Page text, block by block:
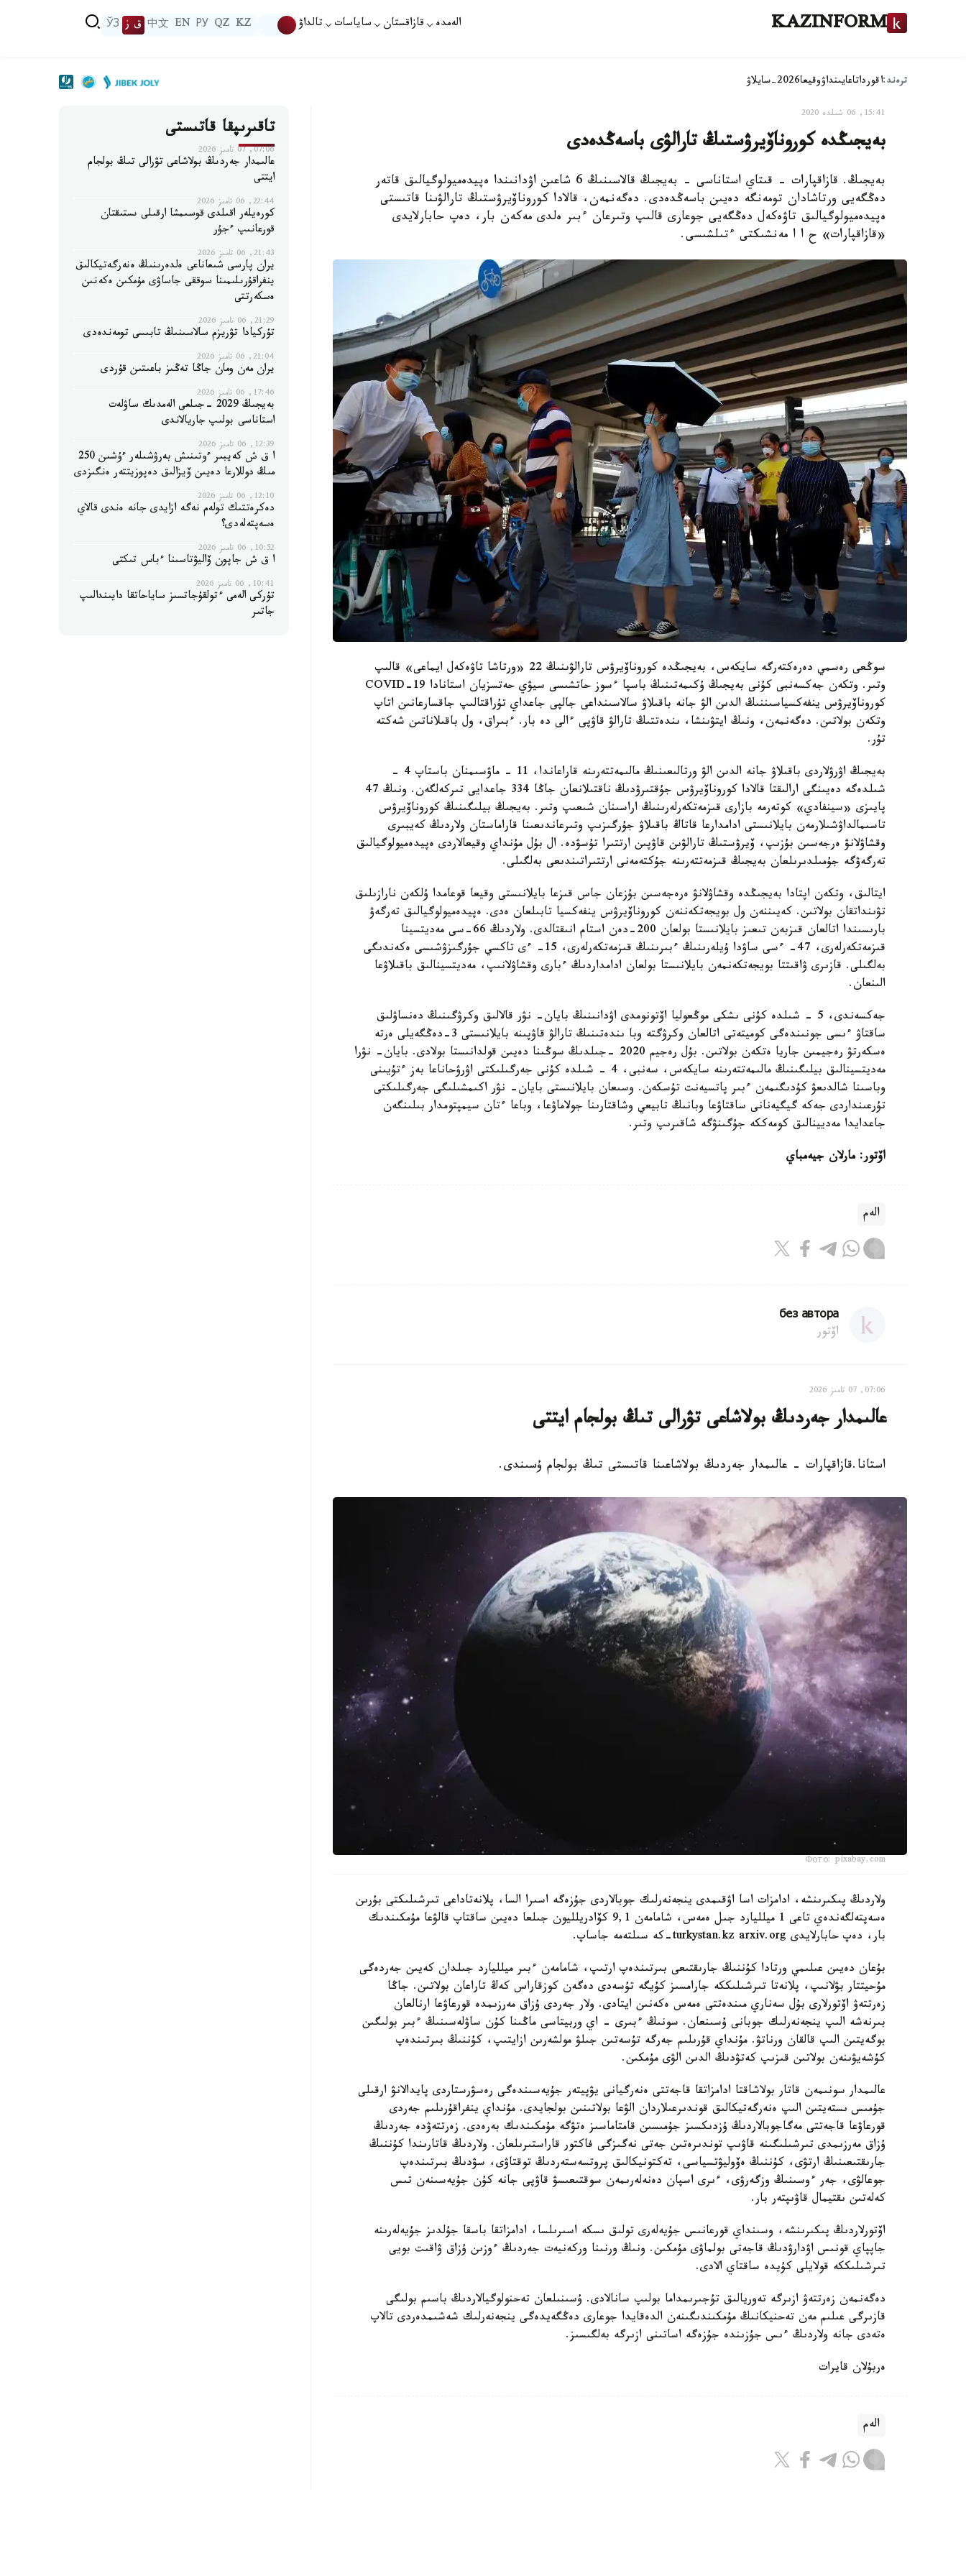
KAZINFORM الەمدە قازاقستان ساياسات تالداۋ KZ
QZ
РУ
EN
中文 ق ز ЎЗ
ترەند:اقورداتاعايىنداۋوقيعا2026-سايلاۋ
15:41, 06 شىلدە 2020
بەيجىڭدە كوروناۆيرۋستىڭ تارالۋى باسەڭدەدى
بەيجىڭ. قازاقپارات - قىتاي استاناسى - بەيجىڭ قالاسىنىڭ 6 شاعىن اۋدانىندا ەپيدەميولوگيالىق قاتەر
دەڭگەيى ورتاشادان تومەنگە دەيىن باسەڭدەدى. دەگەنمەن، قالادا كوروناۆيرۋستىڭ تارالۋىنا قاتىستى
ەپيدەميولوگيالىق تاۋەكەل دەڭگەيى جوعارى قالىپ وتىرعان ءبىر ەلدى مەكەن بار، دەپ حابارلايدى
«قازاقپارات» ح ا ا مەنشىكتى ءتىلشىسى.
سوڭعى رەسمي دەرەكتەرگە سايكەس، بەيجىڭدە كوروناۆيرۋس تارالۋىنىڭ 22 «ورتاشا تاۋەكەل ايماعى» قالىپ
وتىر. وتكەن جەكسەنبى كۇنى بەيجىڭ ۇكىمەتىنىڭ باسپا ءسوز حاتشىسى سيۋي حەتسزيان استانادا COVID-19
كوروناۆيرۋس ينفەكسياسىننىڭ الدىن الۋ جانە باقىلاۋ سالاسىنداعى جالپى جاعداي تۇراقتالىپ جاقسارعانىن اتاپ
وتكەن بولاتىن. دەگەنمەن، ونىڭ ايتۋىنشا، ىندەتتىڭ تارالۋ قاۋپى ءالى دە بار. ءبىراق، ول باقىلاناتىن شەكتە
تۇر.
بەيجىڭ اۋرۋلاردى باقىلاۋ جانە الدىن الۋ ورتالىعىنىڭ مالىمەتتەرىنە قاراعاندا، 11 - ماۋسىمنان باستاپ 4 -
شىلدەگە دەيىنگى ارالىقتا قالادا كوروناۆيرۋس جۇقتىرۋدىڭ ناقتىلانعان جاڭا 334 جاعدايى تىركەلگەن. ونىڭ 47
پايىزى «سينفادي» كوتەرمە بازارى قىزمەتكەرلەرىنىڭ اراسىنان شىعىپ وتىر. بەيجىڭ بيلىگىنىڭ كوروناۆيرۋس
تاسىمالداۋشىلارمەن بايلانىستى ادامدارعا قاتاڭ باقىلاۋ جۇرگىزىپ وتىرعاندىعىنا قاراماستان ولاردىڭ كەيبىرى
وقشاۋلانۋ ەرجەسىن بۇزىپ، ۆيرۋستىڭ تارالۋىن قاۋپىن ارتتىرا تۇسۋدە. ال بۇل مۇنداي وقيعالاردى ەپيدەميولوگيالىق
تەرگەۋگە جۇمىلدىرىلعان بەيجىڭ قىزمەتتەرىنە جۇكتەمەنى ارتتىراتىندىعى بەلگىلى.
ايتالىق، وتكەن اپتادا بەيجىڭدە وقشاۋلانۋ ەرەجەسىن بۇزعان جاس قىزعا بايلانىستى وقيعا قوعامدا ۇلكەن نارازىلىق
تۋىنداتقان بولاتىن. كەيىننەن ول بويجەتكەننەن كوروناۆيرۋس ينفەكسيا تابىلعان ەدى. ەپيدەميولوگيالىق تەرگەۋ
بارىسىندا اتالعان قىزبەن تىعىز بايلانىستا بولعان 200-دەن استام انىقتالدى. ولاردىڭ 66-سى مەديتسينا
قىزمەتكەرلەرى، 47- ءسى ساۋدا ۇيلەرىنىڭ ءبىرىنىڭ قىزمەتكەرلەرى، 15- ءى تاكسي جۇرگىزۋشىسى ەكەندىگى
بەلگىلى. قازىرى ۋاقىتتا بويجەتكەنمەن بايلانىستا بولعان ادامداردىڭ ءبارى وقشاۋلانىپ، مەديتسينالىق باقىلاۋعا
الىنعان.
جەكسەندى، 5 - شىلدە كۇنى ىشكى موڭعوليا اۆتونومدى اۋدانىنىڭ بايان- نۋر قالالىق وكرۋگىنىڭ دەنساۋلىق
ساقتاۋ ءىسى جونىندەگى كوميتەتى اتالعان وكرۋگتە وبا ىندەتىنىڭ تارالۋ قاۋپىنە بايلانىستى 3-دەڭگەيلى ەرتە
ەسكەرتۋ رەجيمىن جاريا ەتكەن بولاتىن. بۇل رەجيم 2020 -جىلدىڭ سوڭىنا دەيىن قولدانىستا بولادى. بايان- نۋرا
مەديتسينالىق بيلىگىنىڭ مالىمەتتەرىنە سايكەس، سەنبى، 4 - شىلدە كۇنى جەرگىلىكتى اۋرۋحاناعا بەز ءتۇيىنى
وباسىنا شالدىعۋ كۇدىگىمەن ءبىر پاتسيەنت تۇسكەن. وسىعان بايلانىستى بايان- نۋر اكىمشىلىگى جەرگىلىكتى
تۇرعىنداردى جەكە گيگيەنانى ساقتاۋعا وبانىڭ تابيعي وشاقتارىنا جولاماۋعا، وباعا ءتان سيمپتومدار بىلىنگەن
جاعدايدا مەديينالىق كومەككە جۇگىنۋگە شاقىرىپ وتىر.
اۆتور: مارلان جيەمباي
الەم
без автора
اۆتور
07:06, 07 تامىز 2026
عالىمدار جەردىڭ بولاشاعى تۋرالى تىڭ بولجام ايتتى
استانا.قازاقپارات - عالىمدار جەردىڭ بولاشاعىنا قاتىستى تىڭ بولجام ۇسىندى.
Фото: pixabay.com
ولاردىڭ پىكىرىنشە، ادامزات اسا اۋقىمدى ينجەنەرلىك جوبالاردى جۇزەگە اسىرا السا، پلانەتاداعى تىرشىلىكتى بۇرىن
ەسەپتەلگەندەي تاعى 1 ميلليارد جىل ەمەس، شامامەن 9,1 كۆادريلليون جىلعا دەيىن ساقتاپ قالۋعا مۇمكىندىك
بار، دەپ حابارلايدى turkystan.kz arxiv.org-كە سىلتەمە جاساپ.
بۇعان دەيىن عىلىمي ورتادا كۇننىڭ جارىقتىعى بىرتىندەپ ارتىپ، شامامەن ءبىر ميلليارد جىلدان كەيىن جەردەگى
مۇحيتتار بۋلانىپ، پلانەتا تىرشىلىككە جارامسىز كۇيگە تۇسەدى دەگەن كوزقاراس كەڭ تاراعان بولاتىن. جاڭا
زەرتتەۋ اۆتورلارى بۇل سەناري مىندەتتى ەمەس ەكەنىن ايتادى. ولار جەردى ۇزاق مەرزىمدە قورعاۋعا ارنالعان
بىرنەشە الىپ ينجەنەرلىك جوبانى ۇسىنعان. سونىڭ ءبىرى - اي وربيتاسى ماڭىنا كۇن ساۋلەسىنىڭ ءبىر بولىگىن
بوگەيتىن الىپ قالقان ورناتۋ. مۇنداي قۇرىلىم جەرگە تۇسەتىن جىلۋ مولشەرىن ازايتىپ، كۇننىڭ بىرتىندەپ
كۇشەيۋىنەن بولاتىن قىزىپ كەتۋدىڭ الدىن الۋى مۇمكىن.
عالىمدار سونىمەن قاتار بولاشاقتا ادامزاتقا قاجەتتى ەنەرگيانى يۋپيتەر جۇيەسىندەگى رەسۋرستاردى پايدالانۋ ارقىلى
جۇمىس ىستەيتىن الىپ ەنەرگەتيكالىق قوندىرعىلاردان الۋعا بولاتىنىن بولجايدى. مۇنداي ينفراقۇرىلىم جەردى
قورعاۋعا قاجەتتى مەگاجوبالاردىڭ ۇزدىكسىز جۇمىسىن قامتاماسىز ەتۋگە مۇمكىندىك بەرەدى. زەرتتەۋدە جەردىڭ
ۇزاق مەرزىمدى تىرشىلىگىنە قاۋىپ توندىرەتىن جەتى نەگىزگى فاكتور قاراستىرىلعان. ولاردىڭ قاتارىندا كۇننىڭ
جارىقتىعىنىڭ ارتۋى، كۇننىڭ ەۆوليۋتسياسى، تەكتونيكالىق پروتسەستەردىڭ توقتاۋى، سۋدىڭ بىرتىندەپ
جوعالۋى، جەر ءوسىنىڭ وزگەرۋى، ءىرى اسپان دەنەلەرىمەن سوقتىعىسۋ قاۋپى جانە كۇن جۇيەسىنەن تىس
كەلەتىن ىقتيمال قاۋىپتەر بار.
اۆتورلاردىڭ پىكىرىنشە، وسىنداي قورعانىس جۇيەلەرى تولىق ىسكە اسىرىلسا، ادامزاتقا باسقا جۇلدىز جۇيەلەرىنە
جاپپاي قونىس اۋدارۋدىڭ قاجەتى بولماۋى مۇمكىن. ونىڭ ورنىنا وركەنيەت جەردىڭ ءوزىن ۇزاق ۋاقىت بويى
تىرشىلىككە قولايلى كۇيدە ساقتاي الادى.
دەگەنمەن زەرتتەۋ ازىرگە تەوريالىق تۇجىرىمداما بولىپ سانالادى. ۇسىنىلعان تەحنولوگيالاردىڭ باسىم بولىگى
قازىرگى عىلىم مەن تەحنيكانىڭ مۇمكىندىگىنەن الدەقايدا جوعارى دەڭگەيدەگى ينجەنەرلىك شەشىمدەردى تالاپ
ەتەدى جانە ولاردىڭ ءىس جۇزىندە جۇزەگە اساتىنى ازىرگە بەلگىسىز.
ەربۇلان قايرات
الەم
تاقىرىپقا قاتىستى
07:06, 07 تامىز 2026
عالىمدار جەردىڭ بولاشاعى تۋرالى تىڭ بولجام
ايتتى
22:44, 06 تامىز 2026
كورەيلەر اقىلدى قوسىمشا ارقىلى ىستىقتان
قورعانىپ ءجۇر
21:43, 06 تامىز 2026
يران پارسى شىعاناعى ەلدەرىنىڭ ەنەرگەتيكالىق
ينفراقۇرىلىمىنا سوققى جاساۋى مۇمكىن ەكەنىن
ەسكەرتتى
21:29, 06 تامىز 2026
تۇركيادا تۋريزم سالاسىنىڭ تابىسى تومەندەدى
21:04, 06 تامىز 2026
يران مەن ومان جاڭا تەڭىز باعىتىن قۇردى
17:46, 06 تامىز 2026
بەيجىڭ 2029 -جىلعى الەمدىك ساۋلەت
استاناسى بولىپ جاريالاندى
12:39, 06 تامىز 2026
ا ق ش كەيبىر ءوتىنىش بەرۋشىلەر ءۇشىن 250
مىڭ دوللارعا دەيىن ۆيزالىق دەپوزيتتەر ەنگىزدى
12:10, 06 تامىز 2026
دەكرەتتىك تولەم نەگە ازايدى جانە ەندى قالاي
ەسەپتەلەدى؟
10:52, 06 تامىز 2026
ا ق ش جاپون ۆاليۋتاسىنا ءباس تىكتى
10:41, 06 تامىز 2026
تۇركى الەمى ءتولقۇجاتسىز ساياحاتقا دايىندالىپ
جاتىر